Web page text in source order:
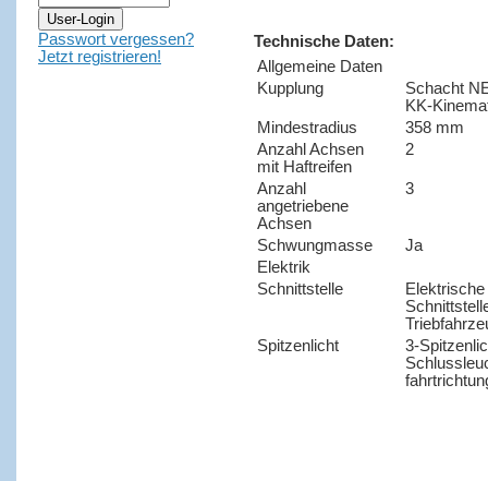
Passwort vergessen?
Jetzt registrieren!
Technische Daten:
Allgemeine Daten
Kupplung
Schacht
KK-
Mindestradius
358 mm
Anzahl Achsen
mit Haftreifen
2
Anzahl
angetriebene
Achsen
3
Schwungmasse
Ja
Elektrik
Schnittstelle
Elektrische
Spitzenlicht
3-